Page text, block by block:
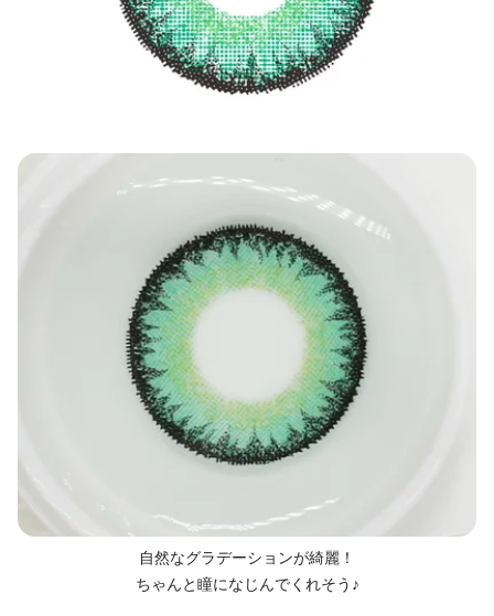
自然なグラデーションが綺麗！
ちゃんと瞳になじんでくれそう♪